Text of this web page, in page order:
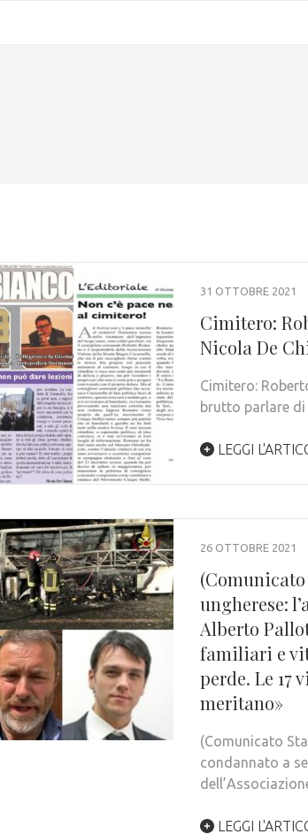
31 OTTOBRE 2021
Cimitero:
Nicola De
Cimitero:
brutto parlare
LEGGI
26 OTTOBRE 2021
(Comunicato
ungherese:
Alberto
familiari e
perde. Le 17
meritano»
(Comunicato
condannato a
LEGGI